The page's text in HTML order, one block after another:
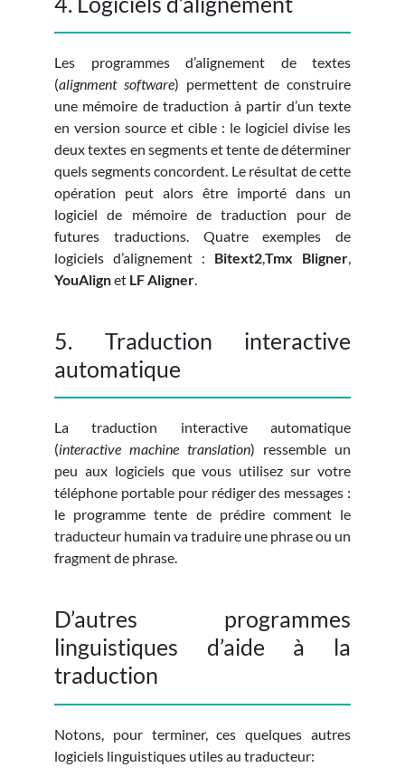
Les programmes d’alignement de textes
(alignment software) permettent de construire
une mémoire de traduction à partir d’un texte
en version source et cible : le logiciel divise les
deux textes en segments et tente de déterminer
quels segments concordent. Le résultat de cette
opération peut alors être importé dans un
logiciel de mémoire de traduction pour de
futures traductions. Quatre exemples de
logiciels d’alignement : Bitext2,Tmx Bligner,
YouAlignet LF Aligner.
5. Traduction interactive
automatique
La traduction interactive automatique
(interactive machine translation) ressemble un
peu aux logiciels que vous utilisez sur votre
téléphone portable pour rédiger des messages :
le programme tente de prédire comment le
traducteur humain va traduire une phrase ou un
fragment de phrase.
D’autres programmes
linguistiques d’aide à la
traduction
Notons, pour terminer, ces quelques autres
logiciels linguistiques utiles au traducteur: